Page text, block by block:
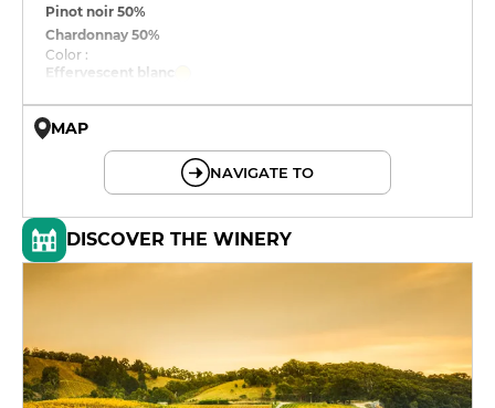
Pinot noir50%
Chardonnay50%
Color :
Effervescent blanc
MAP
NAVIGATE TO
DISCOVER THE WINERY